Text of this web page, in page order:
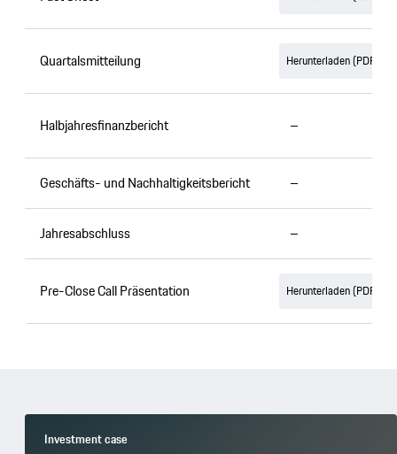
Quartalsmitteilung Herunterladen (PDF,
Halbjahresfinanzbericht –
Geschäfts- und Nachhaltigkeitsbericht –
Jahresabschluss –
Pre-Close Call Präsentation Herunterladen (PDF,
Investment case